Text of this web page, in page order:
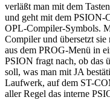
verläßt man mit dem
und geht mit dem PSION-
OPL-Compiler-Symbols.
Compiler und übersetzt
aus dem PROG-Menü in
PSION fragt nach, ob das
soll, was man mit JA
Laufwerk, auf dem ST-
aller Regel das interne